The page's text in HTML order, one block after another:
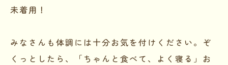
未着用！
みなさんも体調には十分お気を付けください。ぞ
くっとしたら、「ちゃんと食べて、よく寝る」お